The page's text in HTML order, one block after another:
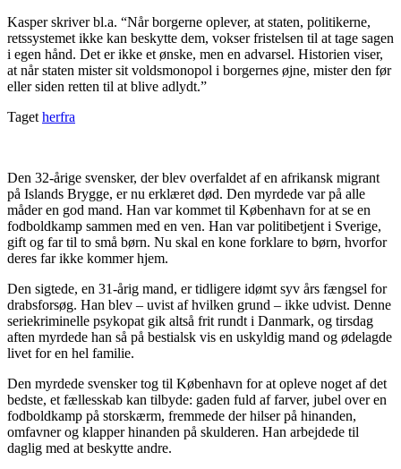
Kasper skriver bl.a. “Når borgerne oplever, at staten, politikerne,
retssystemet ikke kan beskytte dem, vokser fristelsen til at tage sagen
i egen hånd. Det er ikke et ønske, men en advarsel. Historien viser,
at når staten mister sit voldsmonopol i borgernes øjne, mister den før
eller siden retten til at blive adlydt.”
Taget herfra
Den 32-årige svensker, der blev overfaldet af en afrikansk migrant
på Islands Brygge, er nu erklæret død. Den myrdede var på alle
måder en god mand. Han var kommet til København for at se en
fodboldkamp sammen med en ven. Han var politibetjent i Sverige,
gift og far til to små børn. Nu skal en kone forklare to børn, hvorfor
deres far ikke kommer hjem.
Den sigtede, en 31-årig mand, er tidligere idømt syv års fængsel for
drabsforsøg. Han blev – uvist af hvilken grund – ikke udvist. Denne
seriekriminelle psykopat gik altså frit rundt i Danmark, og tirsdag
aften myrdede han så på bestialsk vis en uskyldig mand og ødelagde
livet for en hel familie.
Den myrdede svensker tog til København for at opleve noget af det
bedste, et fællesskab kan tilbyde: gaden fuld af farver, jubel over en
fodboldkamp på storskærm, fremmede der hilser på hinanden,
omfavner og klapper hinanden på skulderen. Han arbejdede til
daglig med at beskytte andre.